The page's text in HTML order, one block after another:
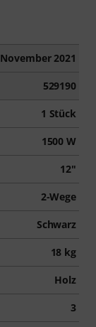
November 2021
529190
1 Stück
1500 W
12"
2-Wege
Schwarz
18 kg
Holz
3